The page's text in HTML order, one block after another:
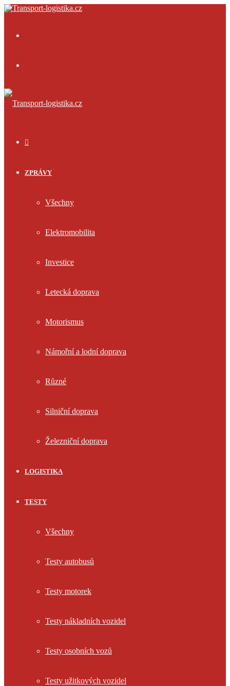
ZPRÁVY
Všechny
Elektromobilita
Investice
Letecká doprava
Motorismus
Námořní a lodní doprava
Různé
Silniční doprava
Železniční doprava
LOGISTIKA
TESTY
Všechny
Testy autobusů
Testy motorek
Testy nákladních vozidel
Testy osobních vozů
Testy užitkových vozidel